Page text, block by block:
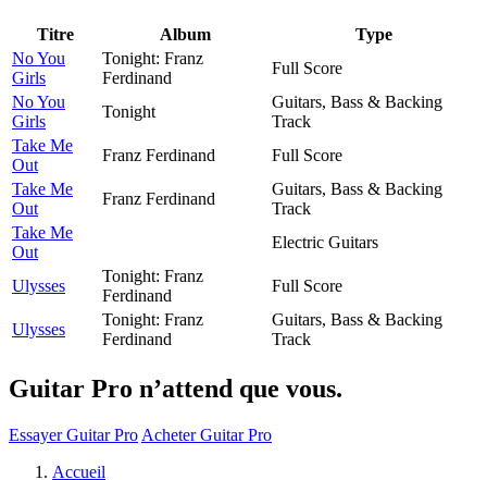
Titre Album
Type
No You
Girls
Tonight: Franz
Ferdinand
Full Score
No You
Girls
Tonight
Guitars, Bass & Backing
Track
Take Me
Out
Franz Ferdinand
Full Score
Take Me
Out
Franz Ferdinand
Guitars, Bass & Backing
Track
Take Me
Out
Electric Guitars
Ulysses
Tonight: Franz
Ferdinand
Full Score
Ulysses
Tonight: Franz
Ferdinand
Guitars, Bass & Backing
Track
Guitar Pro n’attend que vous.
Essayer Guitar Pro Acheter Guitar Pro
Accueil